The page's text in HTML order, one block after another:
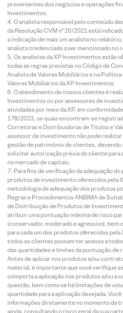
provenientes dos negócios e operações
Investimentos.
O analista responsável pelo conteúdo
da Resolução CVM nº 20/2021 está
a indicação de mais um analista no
analista credenciado a ser mencionado no
Os analistas da XP Investimentos estão
todas as regras previstas no Código de
Analista de Valores Mobiliários e na
Valores Mobiliários da XP Investimentos.
O atendimento de nossos clientes é
Investimentos ou por assessores de
atividades por meio da XP, em
178/2023, os quais encontram-se
Corretoras e Distribuidoras de Títulos e
assessor de investimento não pode
gestão de patrimônio de clientes,
solicitar autorização prévia do cliente para
no mercado de capitais.
Para fins de verificação da adequação
produtos de investimento oferecidos pela
metodologia de adequação dos produtos
Regras e Procedimentos ANBIMA de
de Distribuição de Produtos de
atribuir uma pontuação máxima de risco
(conservador, moderado e agressivo), bem
para cada um dos produtos oferecidos
todos os clientes possam ter acesso a
das quantidades e limites da pontuação de
Antes de aplicar nos produtos e/ou
material, é importante que você verifique
comporta a aplicação nos produtos e/ou a
questão, bem como se há limitações de
quantidade para a aplicação desejada.
informações diretamente no momento da
ainda, consultando o risco geral da sua